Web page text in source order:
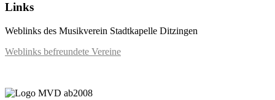
Links
Weblinks des Musikverein Stadtkapelle Ditzingen
Weblinks befreundete Vereine